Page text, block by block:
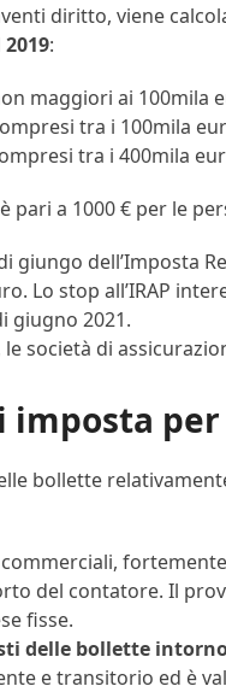
diritto, viene
:
maggiori ai 100mila
tra i 100mila
tra i 400mila
a 1000 € per le
giungo dell’Imposta
Lo stop all’IRAP
giugno 2021.
società di
imposta
bollette
del contatore. Il
fisse.
delle bollette
e transitorio ed è